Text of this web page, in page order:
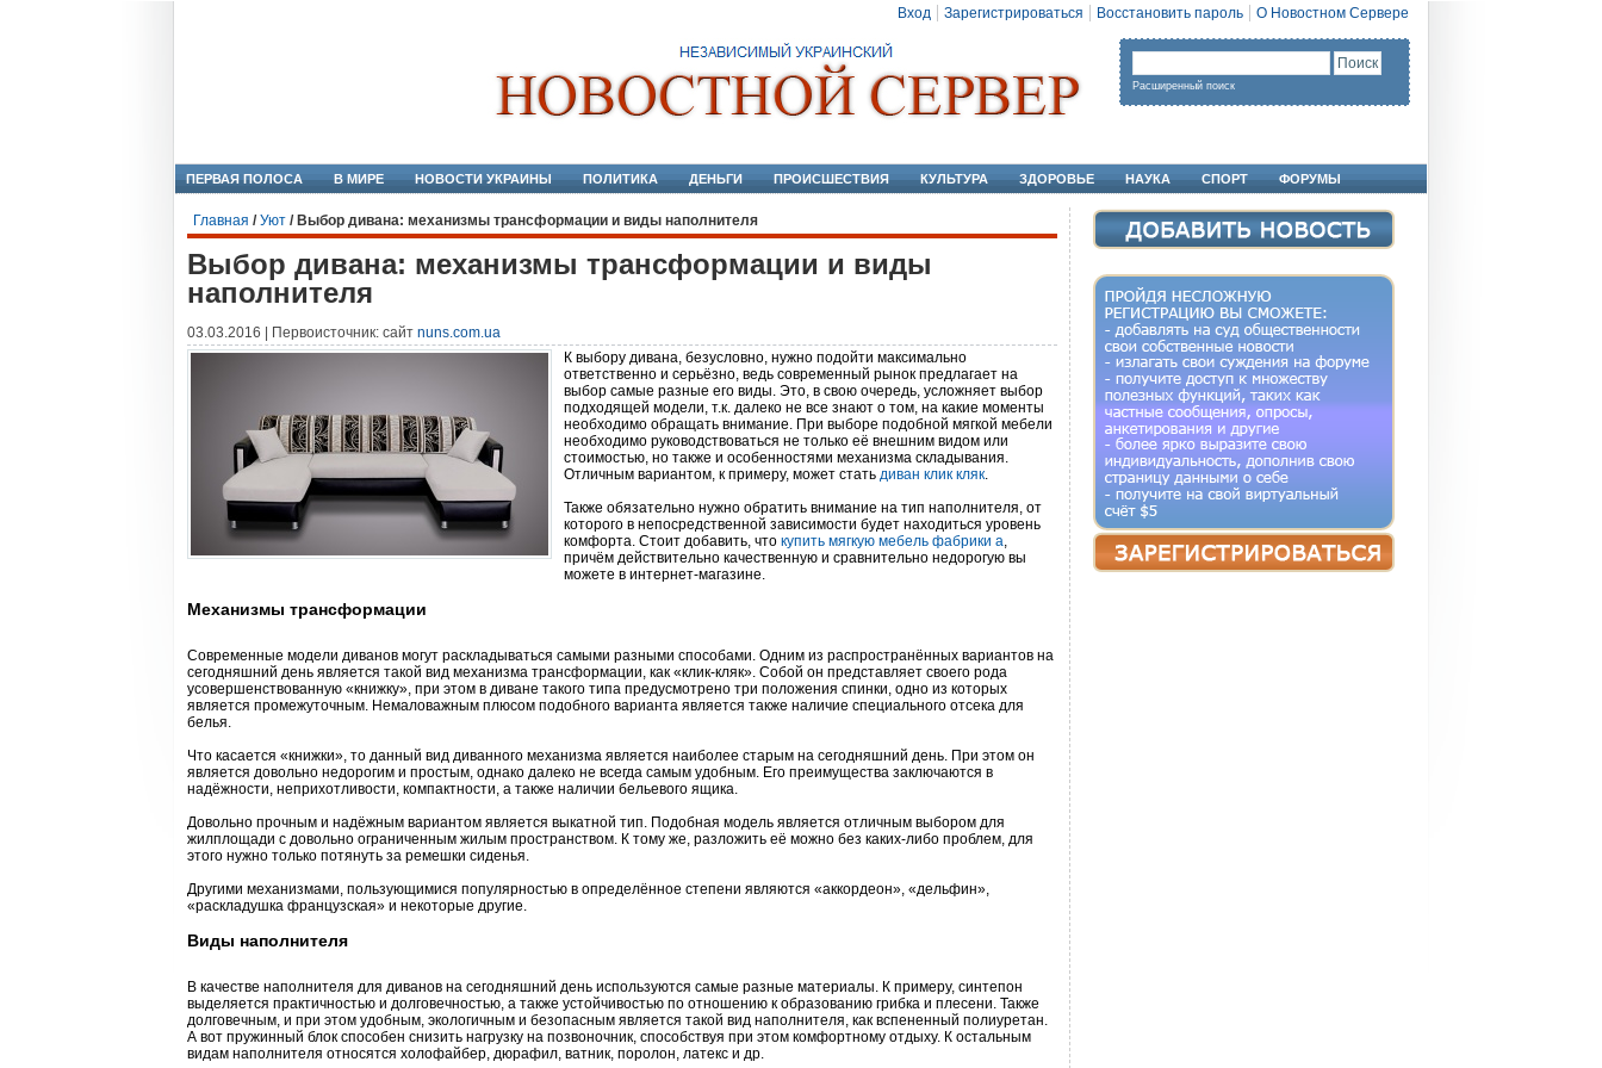
Вход Зарегистрироваться Восстановить пароль О Новостном Сервере
Расширенный поиск
ПЕРВАЯ ПОЛОСА В МИРЕ НОВОСТИ УКРАИНЫ ПОЛИТИКА ДЕНЬГИ ПРОИСШЕСТВИЯ КУЛЬТУРА ЗДОРОВЬЕ НАУКА СПОРТ ФОРУМЫ
Главная /Уют / Выбор дивана: механизмы трансформации и виды наполнителя
Выбор дивана: механизмы трансформации и виды
наполнителя
03.03.2016 | Первоисточник: сайт nuns.com.ua
К выбору дивана, безусловно, нужно подойти максимально
ответственно и серьёзно, ведь современный рынок предлагает на
выбор самые разные его виды. Это, в свою очередь, усложняет выбор
подходящей модели, т.к. далеко не все знают о том, на какие моменты
необходимо обращать внимание. При выборе подобной мягкой мебели
необходимо руководствоваться не только её внешним видом или
стоимостью, но также и особенностями механизма складывания.
Отличным вариантом, к примеру, может стать диван клик кляк.
Также обязательно нужно обратить внимание на тип наполнителя, от
которого в непосредственной зависимости будет находиться уровень
комфорта. Стоит добавить, что купить мягкую мебель фабрики а,
причём действительно качественную и сравнительно недорогую вы
можете в интернет-магазине.
Механизмы трансформации
Современные модели диванов могут раскладываться самыми разными способами. Одним из распространённых вариантов на
сегодняшний день является такой вид механизма трансформации, как «клик-кляк». Собой он представляет своего рода
усовершенствованную «книжку», при этом в диване такого типа предусмотрено три положения спинки, одно из которых
является промежуточным. Немаловажным плюсом подобного варианта является также наличие специального отсека для
белья.
Что касается «книжки», то данный вид диванного механизма является наиболее старым на сегодняшний день. При этом он
является довольно недорогим и простым, однако далеко не всегда самым удобным. Его преимущества заключаются в
надёжности, неприхотливости, компактности, а также наличии бельевого ящика.
Довольно прочным и надёжным вариантом является выкатной тип. Подобная модель является отличным выбором для
жилплощади с довольно ограниченным жилым пространством. К тому же, разложить её можно без каких-либо проблем, для
этого нужно только потянуть за ремешки сиденья.
Другими механизмами, пользующимися популярностью в определённое степени являются «аккордеон», «дельфин»,
«раскладушка французская» и некоторые другие.
Виды наполнителя
В качестве наполнителя для диванов на сегодняшний день используются самые разные материалы. К примеру, синтепон
выделяется практичностью и долговечностью, а также устойчивостью по отношению к образованию грибка и плесени. Также
долговечным, и при этом удобным, экологичным и безопасным является такой вид наполнителя, как вспененный полиуретан.
А вот пружинный блок способен снизить нагрузку на позвоночник, способствуя при этом комфортному отдыху. К остальным
видам наполнителя относятся холофайбер, дюрафил, ватник, поролон, латекс и др.